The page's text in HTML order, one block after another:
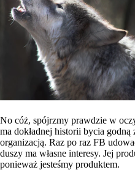
No cóż, spójrzmy prawdzie w
ma dokładnej historii bycia godną
organizacją. Raz po raz FB
duszy ma własne interesy. Jej
ponieważ jesteśmy produktem.